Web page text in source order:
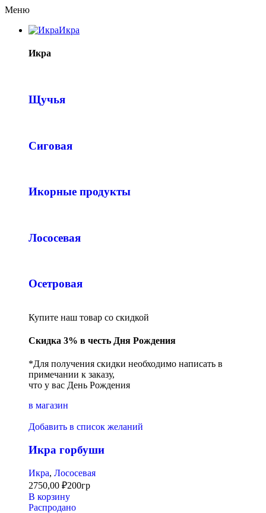
Меню
Икра
Икра
Щучья
Сиговая
Икорные продукты
Лососевая
Осетровая
Купите наш товар со скидкой
Скидка 3% в честь Дня Рождения
*Для получения скидки необходимо написать в
примечании к заказу,
что у вас День Рождения
в магазин
Добавить в список желаний
Икра горбуши
Икра, Лососевая
2750,00 ₽200гр
В корзину
Распродано